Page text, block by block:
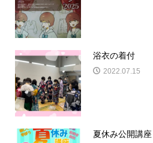
浴衣の着付
2022.07.15
夏休み公開講座